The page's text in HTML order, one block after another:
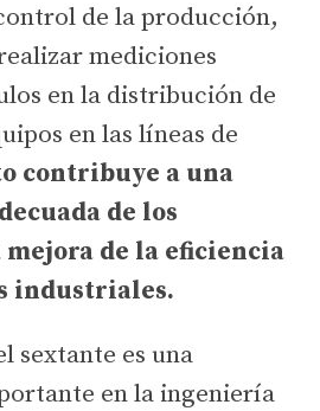
de la producción,
mediciones
en la distribución de
en las líneas de
contribuye a una
de los
mejora de la eficiencia
industriales.
sextante es una
en la ingeniería